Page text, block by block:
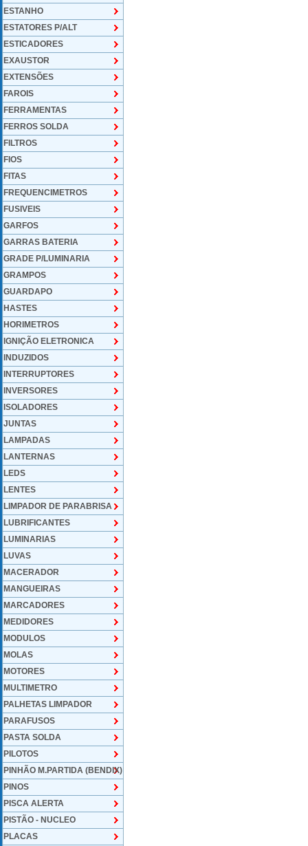
ESTANHO
ESTATORES P/ALT
ESTICADORES
EXAUSTOR
EXTENSÕES
FAROIS
FERRAMENTAS
FERROS SOLDA
FILTROS
FIOS
FITAS
FREQUENCIMETROS
FUSIVEIS
GARFOS
GARRAS BATERIA
GRADE P/LUMINARIA
GRAMPOS
GUARDAPO
HASTES
HORIMETROS
IGNIÇÃO ELETRONICA
INDUZIDOS
INTERRUPTORES
INVERSORES
ISOLADORES
JUNTAS
LAMPADAS
LANTERNAS
LEDS
LENTES
LIMPADOR DE PARABRISA
LUBRIFICANTES
LUMINARIAS
LUVAS
MACERADOR
MANGUEIRAS
MARCADORES
MEDIDORES
MODULOS
MOLAS
MOTORES
MULTIMETRO
PALHETAS LIMPADOR
PARAFUSOS
PASTA SOLDA
PILOTOS
PINHÃO M.PARTIDA (BENDIX)
PINOS
PISCA ALERTA
PISTÃO - NUCLEO
PLACAS